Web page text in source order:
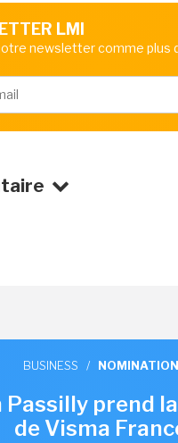
LMI
newsletter comme plus
BUSINESS / NOMINATION
Passilly prend
de Visma